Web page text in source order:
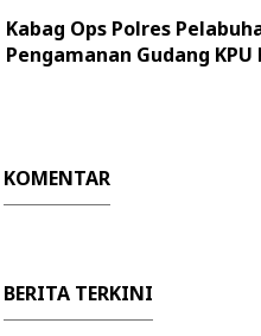
Kabag Ops Polres
Pengamanan Gudang
KOMENTAR
BERITA TERKINI